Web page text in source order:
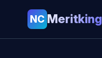
NC Meritking